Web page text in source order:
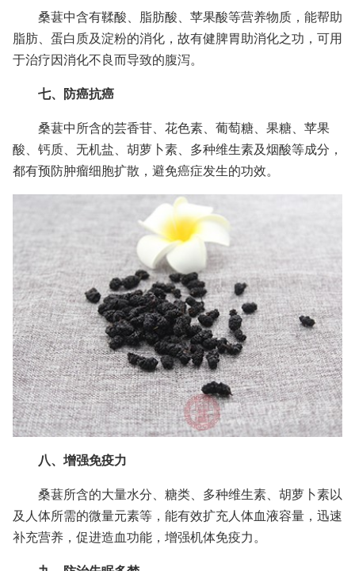
桑葚中含有鞣酸、脂肪酸、苹果酸等营养物质，能帮助
脂肪、蛋白质及淀粉的消化，故有健脾胃助消化之功，可用
于治疗因消化不良而导致的腹泻。
七、防癌抗癌
桑葚中所含的芸香苷、花色素、葡萄糖、果糖、苹果
酸、钙质、无机盐、胡萝卜素、多种维生素及烟酸等成分，
都有预防肿瘤细胞扩散，避免癌症发生的功效。
八、增强免疫力
桑葚所含的大量水分、糖类、多种维生素、胡萝卜素以
及人体所需的微量元素等，能有效扩充人体血液容量，迅速
补充营养，促进造血功能，增强机体免疫力。